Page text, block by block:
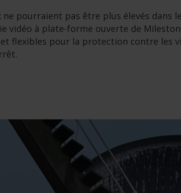
ne pourraient pas être plus élevés dans
vidéo à plate-forme ouverte de
flexibles pour la protection contre les